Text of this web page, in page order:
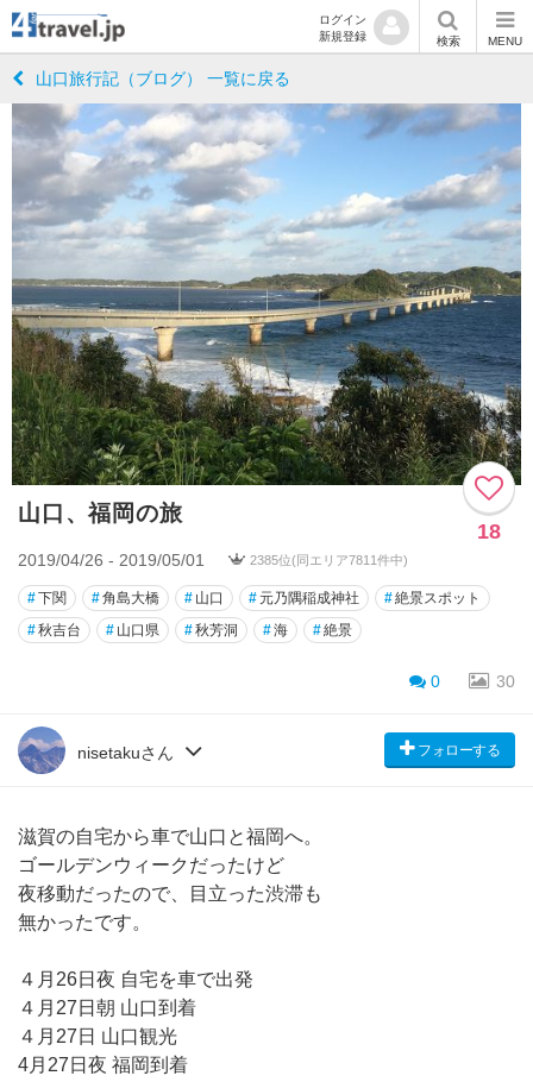
ログイン
新規登録
検索 MENU
山口旅行記（ブログ） 一覧に戻る
山口、福岡の旅
18
2019/04/26 - 2019/05/01 2385位(同エリア7811件中)
#下関 #角島大橋 # 山口 #元乃隅稲成神社 #絶景スポット
#秋吉台 # 山口県 #秋芳洞 #海 #絶景
0 30
nisetakuさん フォローする
滋賀の自宅から車で山口と福岡へ。
ゴールデンウィークだったけど
夜移動だったので、目立った渋滞も
無かったです。
４月26日夜 自宅を車で出発
４月27日朝 山口到着
４月27日 山口観光
4月27日夜 福岡到着